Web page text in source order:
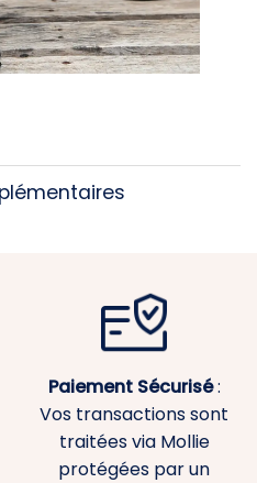
Paiement Sécurisé:
Vos transactions sont
traitées via Mollie
protégées par un